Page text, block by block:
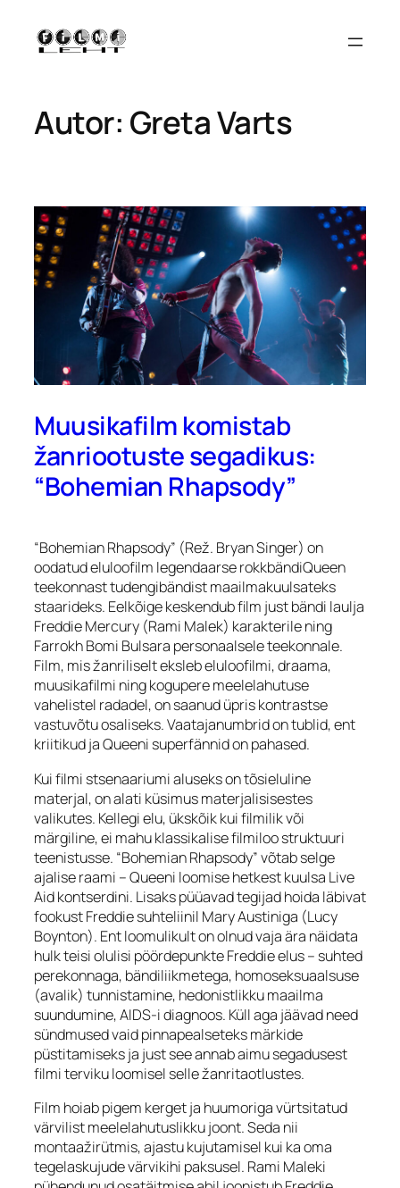
sisu
juurde
Autor: Greta Varts
Muusikafilm komistab
žanriootuste segadikus:
“Bohemian Rhapsody”
“Bohemian Rhapsody” (Rež. Bryan Singer) on
oodatud eluloofilm legendaarse rokkbändiQueen
teekonnast tudengibändist maailmakuulsateks
staarideks. Eelkõige keskendub film just bändi laulja
Freddie Mercury (Rami Malek) karakterile ning
Farrokh Bomi Bulsara personaalsele teekonnale.
Film, mis žanriliselt eksleb eluloofilmi, draama,
muusikafilmi ning kogupere meelelahutuse
vahelistel radadel, on saanud üpris kontrastse
vastuvõtu osaliseks. Vaatajanumbrid on tublid, ent
kriitikud ja Queeni superfännid on pahased.
Kui filmi stsenaariumi aluseks on tõsieluline
materjal, on alati küsimus materjalisisestes
valikutes. Kellegi elu, ükskõik kui filmilik või
märgiline, ei mahu klassikalise filmiloo struktuuri
teenistusse. “Bohemian Rhapsody” võtab selge
ajalise raami – Queeni loomise hetkest kuulsa Live
Aid kontserdini. Lisaks püüavad tegijad hoida läbivat
fookust Freddie suhteliinil Mary Austiniga (Lucy
Boynton). Ent loomulikult on olnud vaja ära näidata
hulk teisi olulisi pöördepunkte Freddie elus – suhted
perekonnaga, bändiliikmetega, homoseksuaalsuse
(avalik) tunnistamine, hedonistlikku maailma
suundumine, AIDS-i diagnoos. Küll aga jäävad need
sündmused vaid pinnapealseteks märkide
püstitamiseks ja just see annab aimu segadusest
filmi terviku loomisel selle žanritaotlustes.
Film hoiab pigem kerget ja huumoriga vürtsitatud
värvilist meelelahutuslikku joont. Seda nii
montaažirütmis, ajastu kujutamisel kui ka oma
tegelaskujude värvikihi paksusel. Rami Maleki